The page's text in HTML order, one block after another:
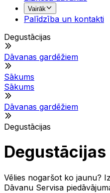
Vairāk
Palīdzība un kontakti
Degustācijas
Dāvanas gardēžiem
Sākums
Sākums
Dāvanas gardēžiem
Degustācijas
Degustācijas
Vēlies nogaršot ko jaunu?
Dāvanu Servisa